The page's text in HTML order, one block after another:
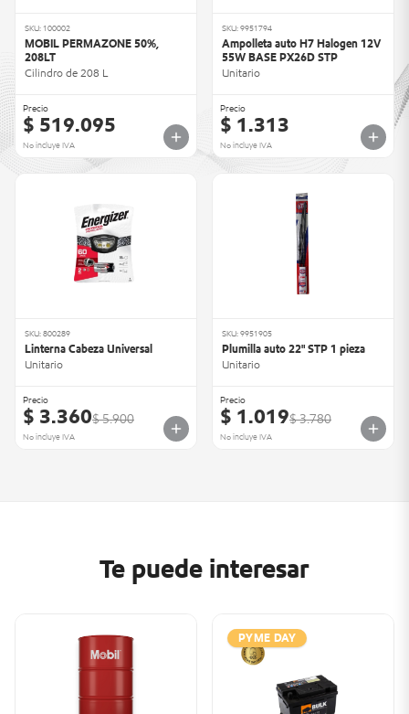
SKU: 100002
MOBIL PERMAZONE 50%,
208LT
Cilindro de 208 L
Precio
$ 519.095
No incluye IVA
SKU: 9951794
Ampolleta auto H7 Halogen 12V
55W BASE PX26D STP
Unitario
Precio
$ 1.313
No incluye IVA
SKU: 800289
Linterna Cabeza Universal
Unitario
Precio
$ 3.360$ 5.900
No incluye IVA
SKU: 9951905
Plumilla auto 22" STP 1 pieza
Unitario
Precio
$ 1.019$ 3.780
No incluye IVA
Te puede interesar
PYME DAY